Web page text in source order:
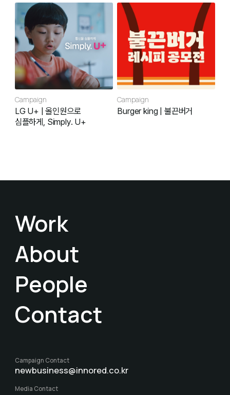
Campaign
LG U+ | 올인원으로
심플하게, Simply. U+
Campaign
Burger king | 불끈버거
Work
About
People
Contact
Campaign Contact
newbusiness@innored.co.kr
Media Contact